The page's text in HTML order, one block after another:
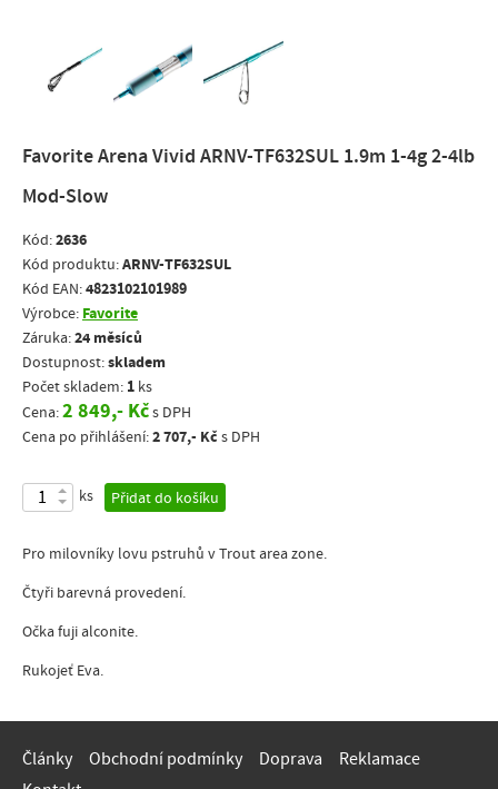
Favorite Arena Vivid ARNV-TF632SUL 1.9m 1-4g 2-4lb
Mod-Slow
Kód:2636
Kód produktu:ARNV-TF632SUL
Kód EAN:4823102101989
Výrobce: Favorite
Záruka:24 měsíců
Dostupnost:skladem
Počet skladem: 1 ks
Cena:2 849,- Kčs DPH
Cena po přihlášení:2 707,- Kč s DPH
ks Přidat do košíku
Pro milovníky lovu pstruhů v Trout area zone.
Čtyři barevná provedení.
Očka fuji alconite.
Rukojeť Eva.
Články Obchodní podmínky Doprava
Reklamace